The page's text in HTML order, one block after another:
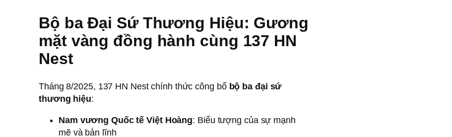
Bộ ba Đại Sứ Thương Hiệu: Gương
mặt vàng đồng hành cùng 137 HN
Nest
Tháng 8/2025, 137 HN Nest chính thức công bố bộ ba đại sứ
thương hiệu:
Nam vương Quốc tế Việt Hoàng: Biểu tượng của sự mạnh
mẽ và bản lĩnh